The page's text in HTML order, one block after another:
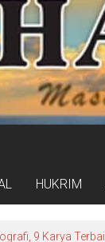
HUKRIM
9 Karya